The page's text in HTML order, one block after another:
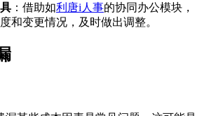
：借助如利唐i人事的协同办公模块，
和变更情况，及时做出调整。